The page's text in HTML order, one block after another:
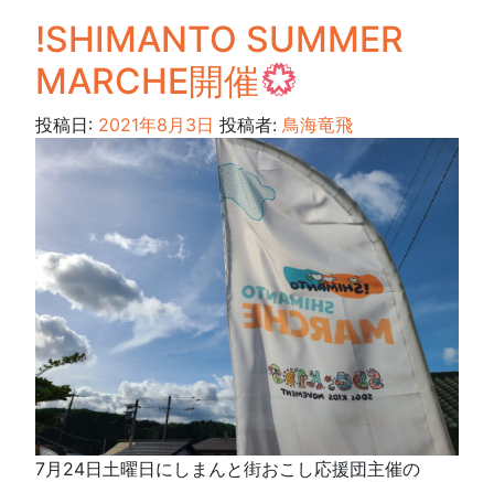
!SHIMANTO SUMMER
MARCHE開催
投稿日: 2021年8月3日 投稿者: 鳥海竜飛
7月24日土曜日にしまんと街おこし応援団主催の